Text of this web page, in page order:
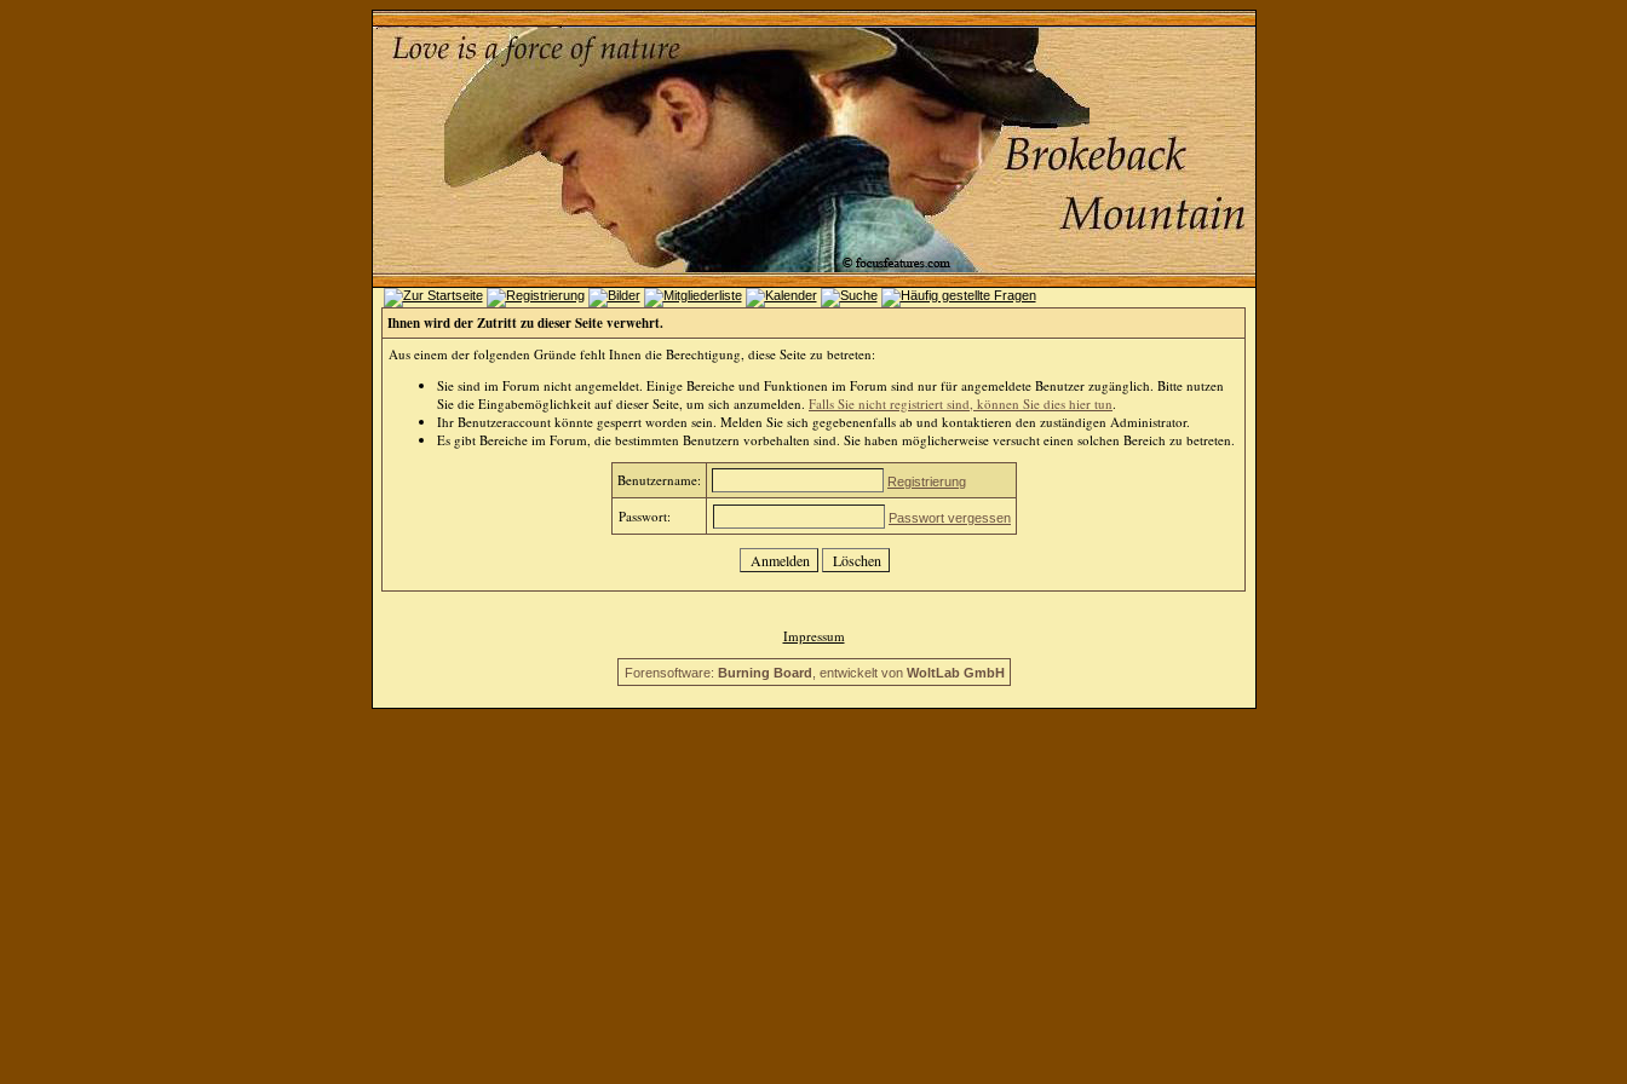
Ihnen wird der Zutritt zu dieser Seite verwehrt.
Aus einem der folgenden Gründe fehlt Ihnen die Berechtigung, diese Seite zu betreten:
Sie sind im Forum nicht angemeldet. Einige Bereiche und Funktionen im Forum sind nur für angemeldete Benutzer zugänglich. Bitte nutzen
Sie die Eingabemöglichkeit auf dieser Seite, um sich anzumelden. Falls Sie nicht registriert sind, können Sie dies hier tun.
Ihr Benutzeraccount könnte gesperrt worden sein. Melden Sie sich gegebenenfalls ab und kontaktieren den zuständigen Administrator.
Es gibt Bereiche im Forum, die bestimmten Benutzern vorbehalten sind. Sie haben möglicherweise versucht einen solchen Bereich zu betreten.
Benutzername: Registrierung
Passwort: Passwort vergessen
Impressum
Forensoftware: Burning Board , entwickelt von WoltLab GmbH